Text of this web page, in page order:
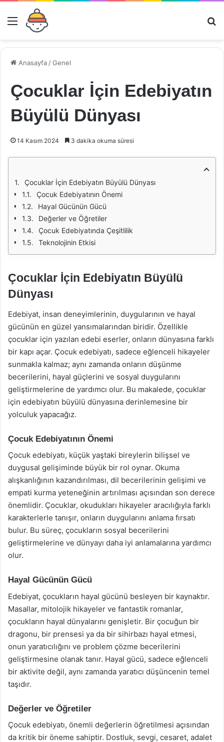
Menü
Anasayfa /Genel
Çocuklar İçin Edebiyatın
Büyülü Dünyası
14 Kasım 2024 3 dakika okuma süresi
Çocuklar İçin Edebiyatın Büyülü Dünyası
Çocuk Edebiyatının Önemi
Hayal Gücünün Gücü
Değerler ve Öğretiler
Çocuk Edebiyatında Çeşitlilik
Teknolojinin Etkisi
Çocuklar İçin Edebiyatın Büyülü
Dünyası
Edebiyat, insan deneyimlerinin, duygularının ve hayal
gücünün en güzel yansımalarından biridir. Özellikle
çocuklar için yazılan edebi eserler, onların dünyasına farklı
bir kapı açar. Çocuk edebiyatı, sadece eğlenceli hikayeler
sunmakla kalmaz; aynı zamanda onların düşünme
becerilerini, hayal güçlerini ve sosyal duygularını
geliştirmelerine de yardımcı olur. Bu makalede, çocuklar
için edebiyatın büyülü dünyasına derinlemesine bir
yolculuk yapacağız.
Çocuk Edebiyatının Önemi
Çocuk edebiyatı, küçük yaştaki bireylerin bilişsel ve
duygusal gelişiminde büyük bir rol oynar. Okuma
alışkanlığının kazandırılması, dil becerilerinin gelişimi ve
empati kurma yeteneğinin artırılması açısından son derece
önemlidir. Çocuklar, okudukları hikayeler aracılığıyla farklı
karakterlerle tanışır, onların duygularını anlama fırsatı
bulur. Bu süreç, çocukların sosyal becerilerini
geliştirmelerine ve dünyayı daha iyi anlamalarına yardımcı
olur.
Hayal Gücünün Gücü
Edebiyat, çocukların hayal gücünü besleyen bir kaynaktır.
Masallar, mitolojik hikayeler ve fantastik romanlar,
çocukların hayal dünyalarını genişletir. Bir çocuğun bir
dragonu, bir prensesi ya da bir sihirbazı hayal etmesi,
onun yaratıcılığını ve problem çözme becerilerini
geliştirmesine olanak tanır. Hayal gücü, sadece eğlenceli
bir aktivite değil, aynı zamanda yaratıcı düşüncenin temel
taşıdır.
Değerler ve Öğretiler
Çocuk edebiyatı, önemli değerlerin öğretilmesi açısından
da kritik bir öneme sahiptir. Dostluk, sevgi, cesaret, adalet